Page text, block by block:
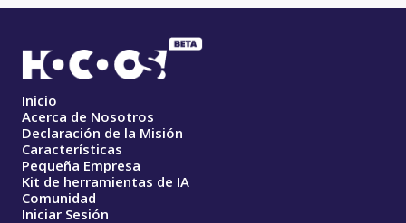
Inicio
Acerca de Nosotros
Declaración de la Misión
Características
Pequeña Empresa
Kit de herramientas de IA
Comunidad
Iniciar Sesión